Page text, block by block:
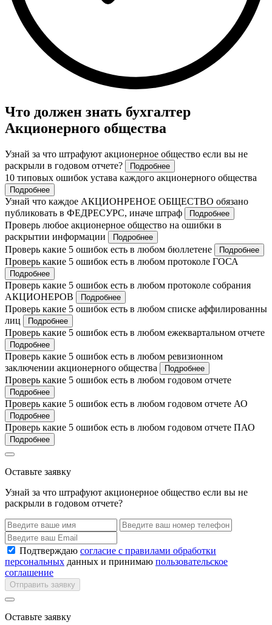
Что должен знать бухгалтер
Акционерного общества
Узнай за что штрафуют акционерное общество если вы не
раскрыли в годовом отчете?
Подробнее
10 типовых ошибок устава каждого акционерного общества
Подробнее
Узнай что каждое АКЦИОНРЕНОЕ ОБЩЕСТВО обязано
публиковать в ФЕДРЕСУРС, иначе штраф
Подробнее
Проверь любое акционерное общество на ошибки в
раскрытии информации
Подробнее
Проверь какие 5 ошибок есть в любом бюллетене Подробнее
Проверь какие 5 ошибок есть в любом протоколе ГОСА
Подробнее
Проверь какие 5 ошибок есть в любом протоколе собрания
АКЦИОНЕРОВ
Подробнее
Проверь какие 5 ошибок есть в любом списке аффилированны
лиц
Подробнее
Проверь какие 5 ошибок есть в любом ежеквартальном отчете
Подробнее
Проверь какие 5 ошибок есть в любом ревизионном
заключении акционерного общества
Подробнее
Проверь какие 5 ошибок есть в любом годовом отчете
Подробнее
Проверь какие 5 ошибок есть в любом годовом отчете АО
Подробнее
Проверь какие 5 ошибок есть в любом годовом отчете ПАО
Подробнее
Оставьте заявку
Узнай за что штрафуют акционерное общество если вы не
раскрыли в годовом отчете?
Подтверждаю согласие с правилами обработки
персональных данных и принимаю пользовательское
соглашение
Отправить заявку
Оставьте заявку